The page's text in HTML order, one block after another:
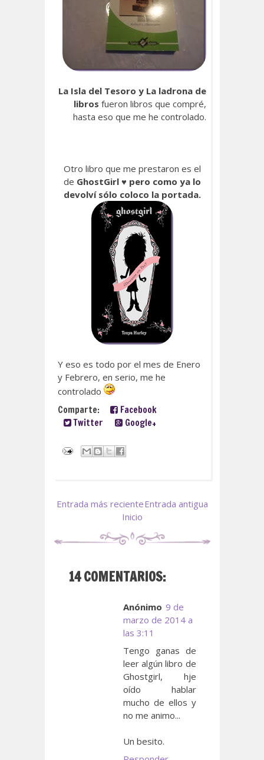
La Isla del Tesoro y La ladrona de
libros fueron libros que compré,
hasta eso que me he controlado.
Otro libro que me prestaron es el
de GhostGirl ♥ pero como ya lo
devolví sólo coloco la portada.
Y eso es todo por el mes de Enero
y Febrero, en serio, me he
controlado
Comparte:
Facebook
Twitter
Google+
Entrada más recienteEntrada antigua
Inicio
14 COMENTARIOS:
Anónimo 9 de
marzo de 2014 a
las 3:11
Tengo ganas de
leer algún libro de
Ghostgirl, hje
oído hablar
mucho de ellos y
no me animo...
Un besito.